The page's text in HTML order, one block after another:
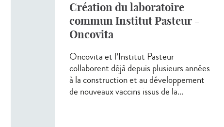
Création du laboratoire
commun Institut Pasteur -
Oncovita
Oncovita et l’Institut Pasteur
collaborent déjà depuis plusieurs années
à la construction et au développement
de nouveaux vaccins issus de la...